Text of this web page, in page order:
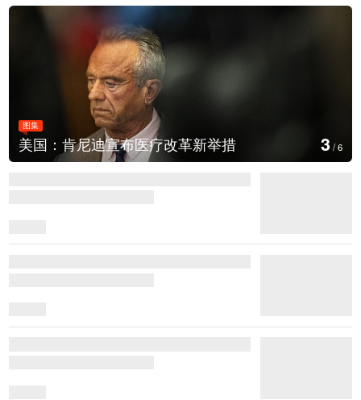
举措 云南普洱：乡村风光如画4 /6